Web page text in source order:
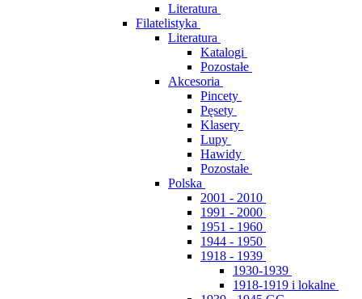
Literatura
Filatelistyka
Literatura
Katalogi
Pozostałe
Akcesoria
Pincety
Pęsety
Klasery
Lupy
Hawidy
Pozostałe
Polska
2001 - 2010
1991 - 2000
1951 - 1960
1944 - 1950
1918 - 1939
1930-1939
1918-1919 i lokalne